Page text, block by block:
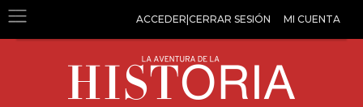
ACCEDER|CERRAR SESIÓN MI CUENTA